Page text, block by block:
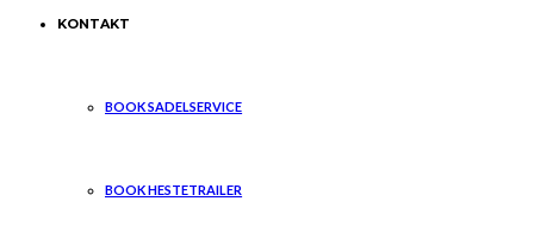
KONTAKT
BOOK SADELSERVICE
BOOK HESTETRAILER